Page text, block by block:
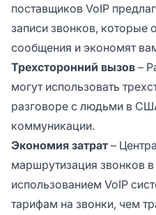
поставщиков VoIP
записи звонков, которые
сообщения и экономят
Трехсторонний вызов –
могут использовать
разговоре с людьми в
коммуникации.
Экономия затрат –
маршрутизация звонков
использованием VoIP
тарифам на звонки, чем